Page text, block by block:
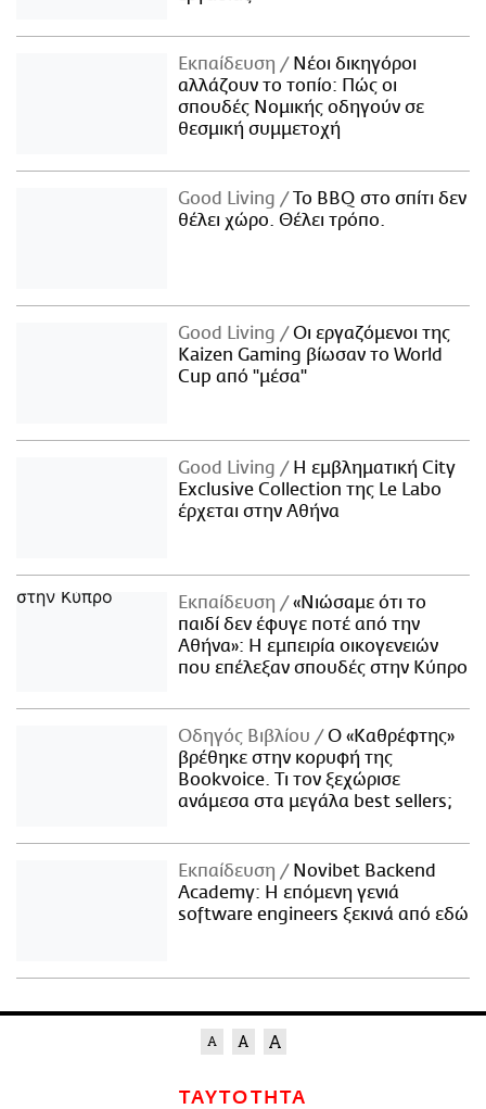
Εκπαίδευση
Νέοι δικηγόροι
αλλάζουν το τοπίο: Πώς οι
σπουδές Νομικής οδηγούν σε
θεσμική συμμετοχή
Good Living
Το BBQ στο σπίτι δεν
θέλει χώρο. Θέλει τρόπο.
Good Living
Οι εργαζόμενοι της
Kaizen Gaming βίωσαν το World
Cup από "μέσα"
Good Living
Η εμβληματική City
Exclusive Collection της Le Labo
έρχεται στην Αθήνα
Εκπαίδευση
«Νιώσαμε ότι το
παιδί δεν έφυγε ποτέ από την
Αθήνα»: Η εμπειρία οικογενειών
που επέλεξαν σπουδές στην Κύπρο
Οδηγός Βιβλίου
Ο «Καθρέφτης»
βρέθηκε στην κορυφή της
Bookvoice. Τι τον ξεχώρισε
ανάμεσα στα μεγάλα best sellers;
Εκπαίδευση
Novibet Backend
Academy: Η επόμενη γενιά
software engineers ξεκινά από εδώ
ΤΑΥΤΟΤΗΤΑ